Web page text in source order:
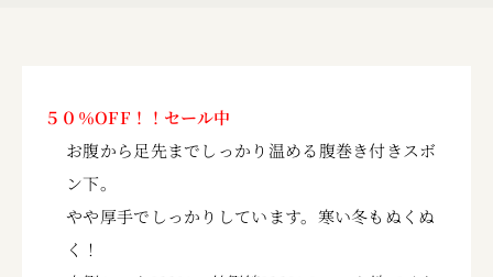
５０％OFF！！セール中
お腹から足先までしっかり温める腹巻き付きスボ
ン下。
やや厚手でしっかりしています。寒い冬もぬくぬ
く！